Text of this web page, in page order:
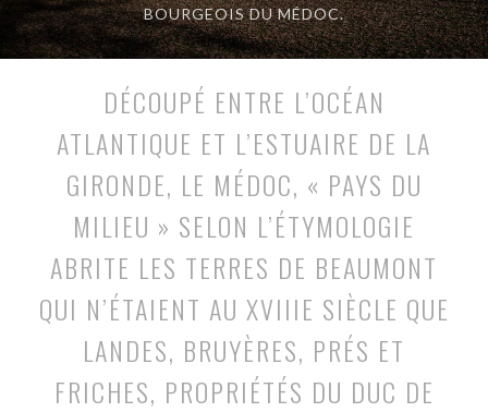
BOURGEOIS DU MÉDOC.
DÉCOUPÉ ENTRE L’OCÉAN
ATLANTIQUE ET L’ESTUAIRE DE LA
GIRONDE, LE MÉDOC, « PAYS DU
MILIEU » SELON L’ÉTYMOLOGIE
ABRITE LES TERRES DE BEAUMONT
QUI N’ÉTAIENT AU XVIIIE SIÈCLE QUE
LANDES, BRUYÈRES, PRÉS ET
FRICHES, PROPRIÉTÉS DU DUC DE